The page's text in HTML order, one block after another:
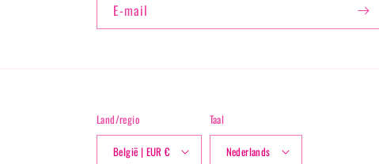
E‑mail
Land/regio
België | EUR €
Taal
Nederlands